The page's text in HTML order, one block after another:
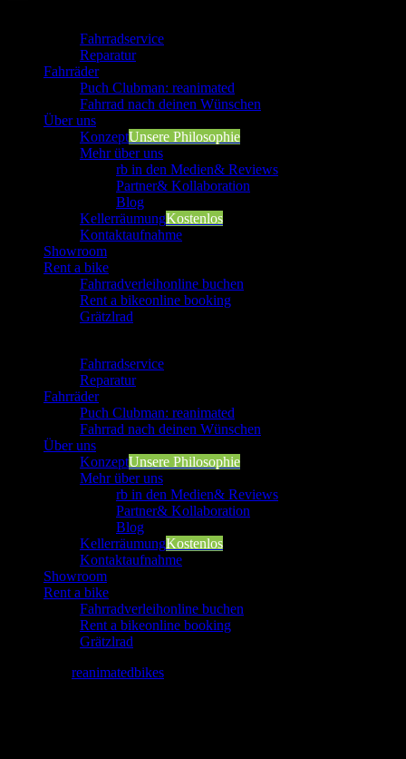
Fahrradservice
Reparatur
Fahrräder
Puch Clubman: reanimated
Fahrrad nach deinen Wünschen
Über uns
KonzeptUnsere Philosophie
Mehr über uns
rb in den Medien& Reviews
Partner& Kollaboration
Blog
KellerräumungKostenlos
Kontaktaufnahme
Showroom
Rent a bike
Fahrradverleihonline buchen
Rent a bikeonline booking
Grätzlrad
Fahrradservice
Reparatur
Fahrräder
Puch Clubman: reanimated
Fahrrad nach deinen Wünschen
Über uns
KonzeptUnsere Philosophie
Mehr über uns
rb in den Medien& Reviews
Partner& Kollaboration
Blog
KellerräumungKostenlos
Kontaktaufnahme
Showroom
Rent a bike
Fahrradverleihonline buchen
Rent a bikeonline booking
Grätzlrad
reanimatedbikes